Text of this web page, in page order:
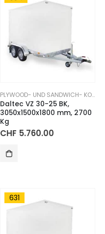
PLYWOOD- UND SANDWICH- KOFFERANHÄNGER
Daltec VZ 30-25 BK,
3050x1500x1800 mm, 2700
Kg
CHF 5.760.00
631